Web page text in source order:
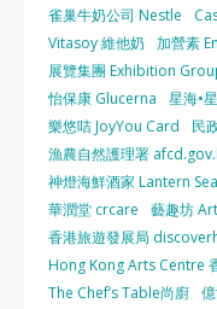
雀巢牛奶公司 Nestle
Vitasoy 維他奶
加營素
展覽集團 Exhibition
怡保康 Glucerna
星海•
樂悠咭 JoyYou Card
民
漁農自然護理署
神燈海鮮酒家 Lantern
華潤堂 crcare
藝趣坊
香港旅遊發展局
Hong Kong Arts Centre
The Chef’s Table尚廚